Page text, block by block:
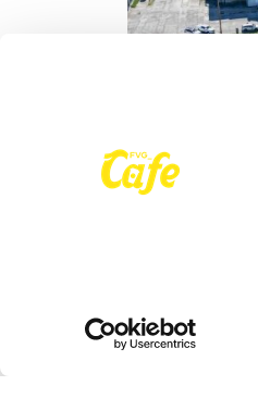
Porto
antimafia nel
Sequestrate a